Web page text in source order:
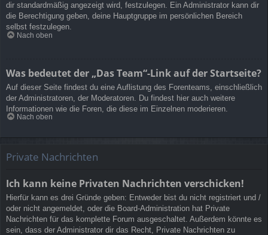
dir standardmäßig angezeigt wird, festzulegen. Ein Administrator kann dir
die Berechtigung geben, deine Hauptgruppe im persönlichen Bereich
selbst festzulegen.
Nach oben
Was bedeutet der „Das Team“-Link auf der Startseite?
Auf dieser Seite findest du eine Auflistung des Forenteams, einschließlich
der Administratoren, der Moderatoren. Du findest hier auch weitere
Informationen wie die Foren, die diese im Einzelnen moderieren.
Nach oben
Private Nachrichten
Ich kann keine Privaten Nachrichten verschicken!
Hierfür kann es drei Gründe geben: Entweder bist du nicht registriert und /
oder nicht angemeldet, oder die Board-Administration hat Private
Nachrichten für das komplette Forum ausgeschaltet. Außerdem könnte es
sein, dass der Administrator dir das Recht, Private Nachrichten zu